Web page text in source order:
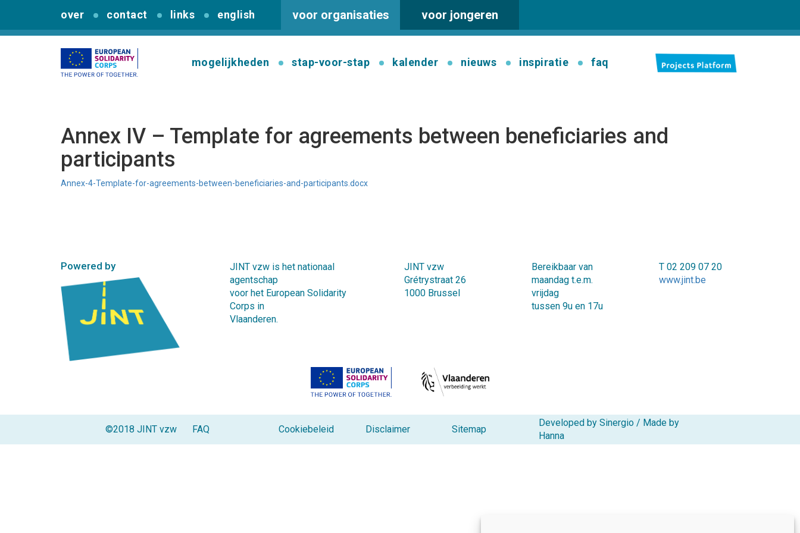
over contact links english voor organisaties voor jongeren
mogelijkheden stap-voor-stap kalender nieuws inspiratie faq
Annex IV – Template for agreements between beneficiaries and
participants
Annex-4-Template-for-agreements-between-beneficiaries-and-participants.docx
Powered by
JINT vzw is het nationaal
agentschap
voor het European Solidarity
Corps in
Vlaanderen.
JINT vzw
Grétrystraat 26
1000 Brussel
Bereikbaar van
maandag t.e.m.
vrijdag
tussen 9u en 17u
T 02 209 07 20
www.jint.be
©2018 JINT vzw FAQ Cookiebeleid Disclaimer Sitemap
Developed by Sinergio/ Made by
Hanna